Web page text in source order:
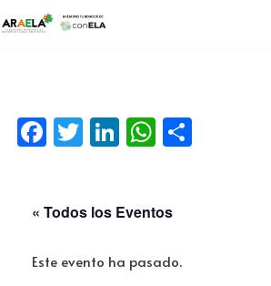
Facebook
Twitter
LinkedIn
« Todos los Eventos
Este evento ha pasado.